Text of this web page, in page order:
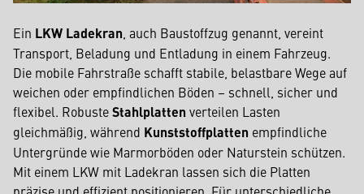
Ein LKW Ladekran , auch Baustoffzug genannt, vereint
Transport, Beladung und Entladung in einem Fahrzeug.
Die mobile Fahrstraße schafft stabile, belastbare Wege auf
weichen oder empfindlichen Böden – schnell, sicher und
flexibel. RobusteStahlplatten verteilen Lasten
gleichmäßig, während Kunststoffplatten empfindliche
Untergründe wie Marmorböden oder Naturstein schützen.
Mit einem LKW mit Ladekran lassen sich die Platten